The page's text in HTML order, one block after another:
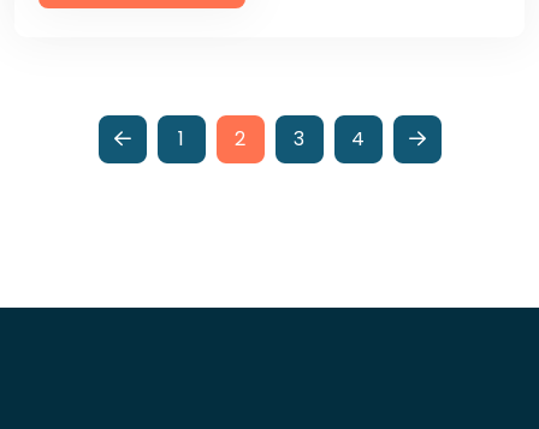
1 2 3 4